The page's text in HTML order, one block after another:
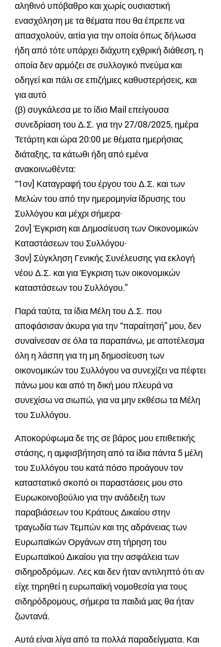
αληθινό υπόβαθρο και χωρίς ουσιαστική
ενασχόληση με τα θέματα που θα έπρεπε να
απασχολούν, αιτία για την οποία όπως δήλωσα
ήδη από τότε υπάρχει διάχυτη εχθρική διάθεση, η
οποία δεν αρμόζει σε συλλογικό πνεύμα και
οδηγεί και πάλι σε επιζήμιες καθυστερήσεις, και
για αυτό
(β) συγκάλεσα με το ίδιο Mail επείγουσα
συνεδρίαση του Δ.Σ. για την 27/08/2025, ημέρα
Τετάρτη και ώρα 20:00 με θέματα ημερήσιας
διάταξης, τα κάτωθι ήδη από εμένα
ανακοινωθέντα:
“1ον] Καταγραφή του έργου του Δ.Σ. και των
Μελών του από την ημερομηνία ίδρυσης του
Συλλόγου και μέχρι σήμερα∙
2ον] Έγκριση και Δημοσίευση των Οικονομικών
Καταστάσεων του Συλλόγου∙
3ον] Σύγκληση Γενικής Συνέλευσης για εκλογή
νέου Δ.Σ. και για Έγκριση των οικονομικών
καταστάσεων του Συλλόγου.”
Παρά ταύτα, τα ίδια Μέλη του Δ.Σ. που
αποφάσισαν άκυρα για την “παραίτησή” μου, δεν
συναίνεσαν σε όλα τα παραπάνω, με αποτέλεσμα
όλη η λάσπη για τη μη δημοσίευση των
οικονομικών του Συλλόγου να συνεχίζει να πέφτει
πάνω μου και από τη δική μου πλευρά να
συνεχίσω να σιωπώ, για να μην εκθέσω τα Μέλη
του Συλλόγου.
Αποκορύφωμα δε της σε βάρος μου επιθετικής
στάσης, η αμφισβήτηση από τα ίδια πάντα 5 μέλη
του Συλλόγου του κατά πόσο προάγουν τον
καταστατικό σκοπό οι παραστάσεις μου στο
Ευρωκοινοβούλιο για την ανάδειξη των
παραβιάσεων του Κράτους Δικαίου στην
τραγωδία των Τεμπών και της αδράνειας των
Ευρωπαϊκών Οργάνων στη τήρηση του
Ευρωπαϊκού Δικαίου για την ασφάλεια των
σιδηροδρόμων. Λες και δεν ήταν αντιληπτό ότι αν
είχε τηρηθεί η ευρωπαϊκή νομοθεσία για τους
σιδηρόδρομους, σήμερα τα παιδιά μας θα ήταν
ζωντανά.
Αυτά είναι λίγα από τα πολλά παραδείγματα. Και